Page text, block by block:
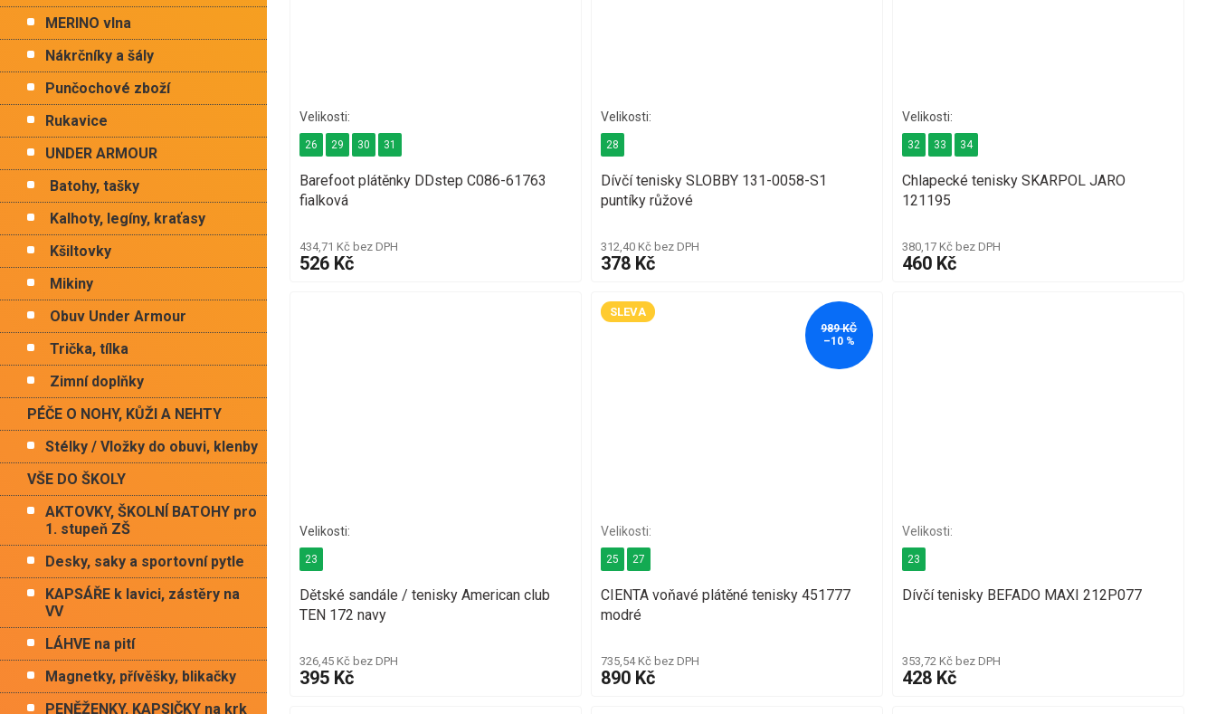
MERINO vlna
Nákrčníky a šály
Punčochové zboží
Rukavice
UNDER ARMOUR
Batohy, tašky
Kalhoty, legíny, kraťasy
Kšiltovky
Mikiny
Obuv Under Armour
Trička, tílka
Zimní doplňky
PÉČE O NOHY, KŮŽI A NEHTY
Stélky / Vložky do obuvi, klenby
VŠE DO ŠKOLY
AKTOVKY, ŠKOLNÍ BATOHY pro
1. stupeň ZŠ
Desky, saky a sportovní pytle
KAPSÁŘE k lavici, zástěry na
VV
LÁHVE na pití
Magnetky, přívěšky, blikačky
PENĚŽENKY, KAPSIČKY na krk
Barefoot plátěnky DDstep C086-61763
fialková
434,71 Kč bez DPH
526 Kč
26 29 30 31
Dívčí tenisky SLOBBY 131-0058-S1
puntíky růžové
312,40 Kč bez DPH
378 Kč
28
Chlapecké tenisky SKARPOL JARO
121195
380,17 Kč bez DPH
460 Kč
32 33 34
Dětské sandále / tenisky American club
TEN 172 navy
326,45 Kč bez DPH
395 Kč
23
SLEVA
989 KČ
–10 %
CIENTA voňavé plátěné tenisky 451777
modré
735,54 Kč bez DPH
890 Kč
25 27
Dívčí tenisky BEFADO MAXI 212P077
353,72 Kč bez DPH
428 Kč
23